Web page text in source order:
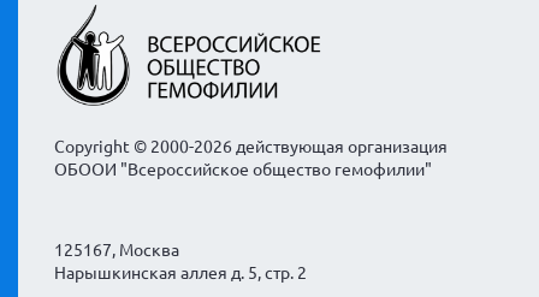
Copyright © 2000-2026 действующая организация
ОБООИ "Всероссийское общество гемофилии"
125167, Москва
Нарышкинская аллея д. 5, стр. 2